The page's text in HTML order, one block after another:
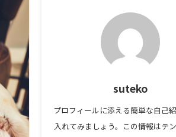
suteko
プロフィールに添える簡単な自己
入れてみましょう。この情報はテ